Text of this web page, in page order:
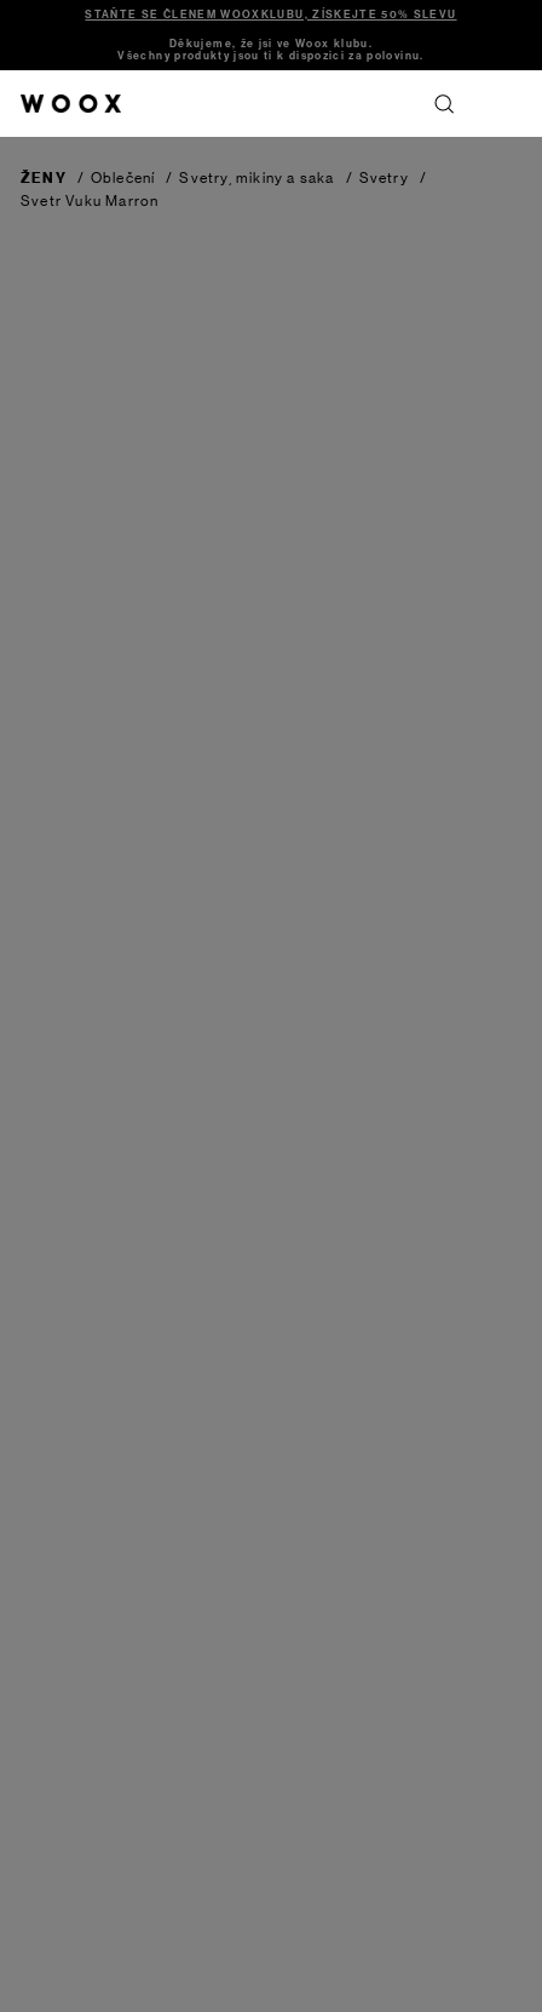
STAŇTE SE ČLENEM WOOXKLUBU, ZÍSKEJTE 50% SLEVU
Děkujeme, že jsi ve Woox klubu.
Všechny produkty jsou ti k dispozici za polovinu.
ŽENY / Oblečení / Svetry, mikiny a saka / Svetry
/
Svetr Vuku Marron